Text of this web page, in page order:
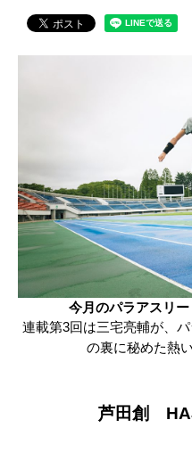
今月のパラアスリ
連載第3回は三宅亮輔が、
の裏に秘めた熱
芦田創